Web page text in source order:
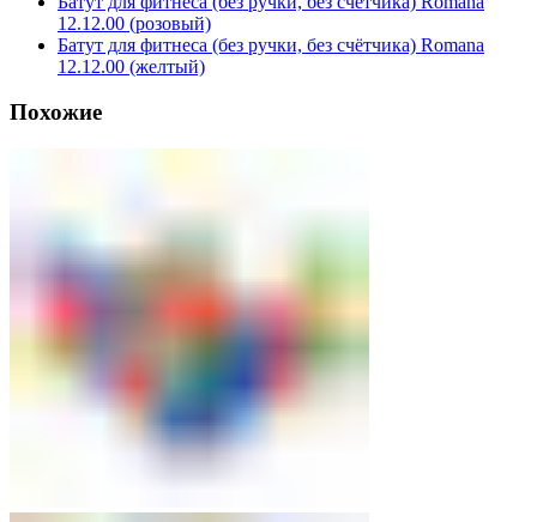
12.12.00 (розовый)
Батут для фитнеса (без ручки, без счётчика) Romana
12.12.00 (желтый)
Похожие